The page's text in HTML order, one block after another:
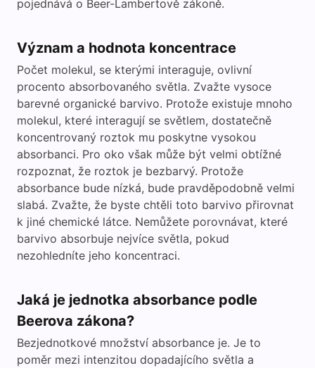
pojednává o Beer-Lambertově zákoně.
Význam a hodnota koncentrace
Počet molekul, se kterými interaguje, ovlivní
procento absorbovaného světla. Zvažte vysoce
barevné organické barvivo. Protože existuje mnoho
molekul, které interagují se světlem, dostatečně
koncentrovaný roztok mu poskytne vysokou
absorbanci. Pro oko však může být velmi obtížné
rozpoznat, že roztok je bezbarvý. Protože
absorbance bude nízká, bude pravděpodobně velmi
slabá. Zvažte, že byste chtěli toto barvivo přirovnat
k jiné chemické látce. Nemůžete porovnávat, které
barvivo absorbuje nejvíce světla, pokud
nezohledníte jeho koncentraci.
Jaká je jednotka absorbance podle
Beerova zákona?
Bezjednotkové množství absorbance je. Je to
poměr mezi intenzitou dopadajícího světla a